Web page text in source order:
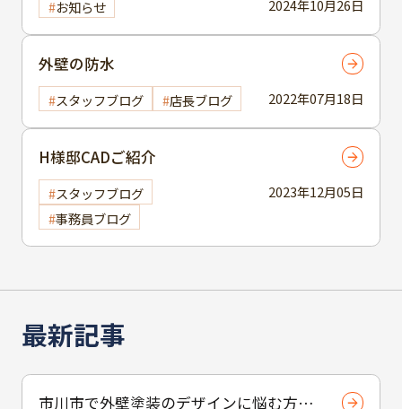
最新記事
市川市で外壁塗装のデザインに悩む方へ
2024年10月26日
お知らせ
2022年07月18日
外壁の防水
スタッフブログ 店長ブログ
2023年12月05日
H様邸CADご紹介
スタッフブログ
事務員ブログ